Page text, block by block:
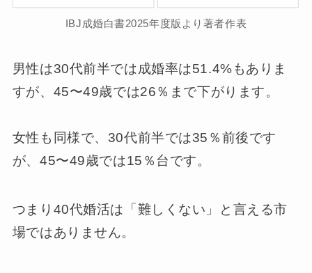
IBJ成婚白書2025年度版より著者作表
男性は30代前半では成婚率は51.4%もありま
すが、45〜49歳では26％まで下がります。
女性も同様で、30代前半では35％前後です
が、45〜49歳では15％台です。
つまり40代婚活は「難しくない」と言える市
場ではありません。